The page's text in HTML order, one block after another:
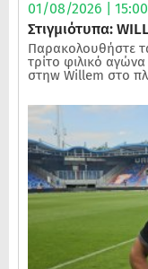
01/08/2026 | 15:00
Στιγμιότυπα:
Παρακολουθήστε
τρίτο φιλικό
στηw Willem στο